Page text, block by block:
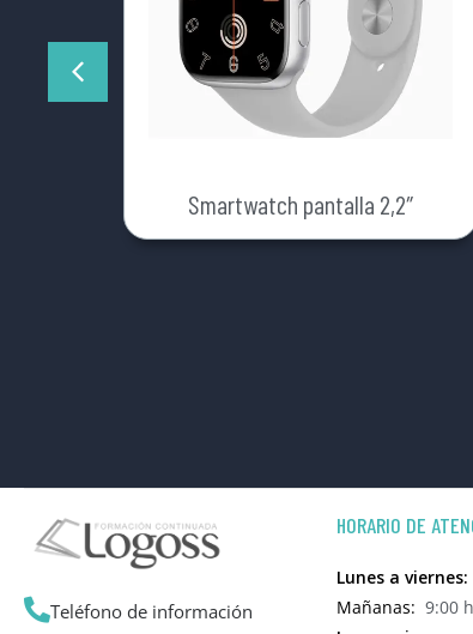
Smartwatch pantalla 2,2″
Teléfono de información
HORARIO DE
Lunes a viernes:
Mañanas: 9:00